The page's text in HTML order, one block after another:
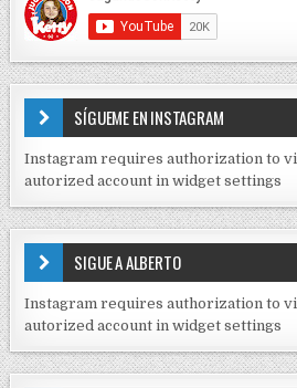
C
O
N
T
I
D
S
E
J
C
K
SÍGUEME EN INSTAGRAM
Instagram requires authorization to
autorized account in widget settings
SIGUE A ALBERTO
Instagram requires authorization to
autorized account in widget settings